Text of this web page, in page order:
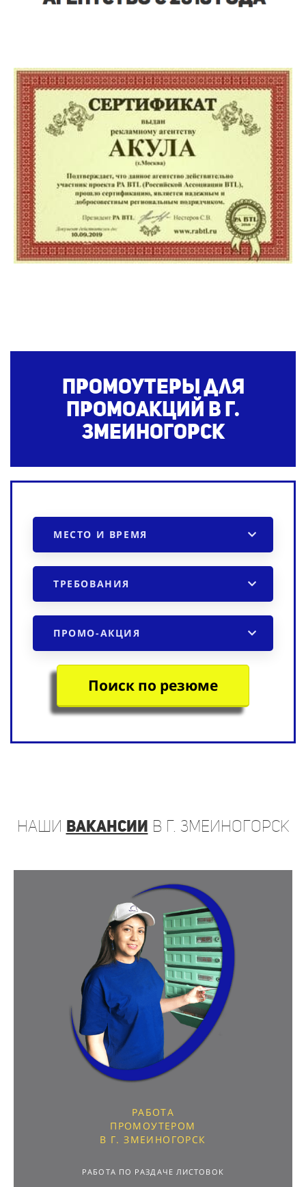
Промоутеры для
промоакций в г.
Змеиногорск
МЕСТО И ВРЕМЯ
ТРЕБОВАНИЯ
ПРОМО-АКЦИЯ
Поиск по резюме
наши вакансии в г. Змеиногорск
РАБОТА
ПРОМОУТЕРОМ
В Г. ЗМЕИНОГОРСК
РАБОТА ПО РАЗДАЧЕ ЛИСТОВОК